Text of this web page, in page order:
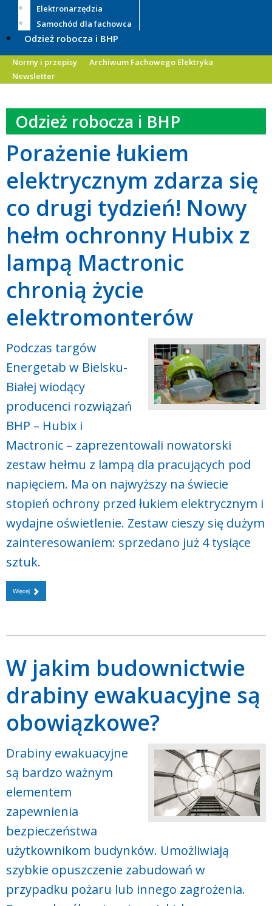
Elektronarzędzia
Samochód dla fachowca
Odzież robocza i BHP
Normy i przepisy
Archiwum Fachowego Elektryka
Newsletter
Odzież robocza i BHP
Porażenie łukiem
elektrycznym zdarza się
co drugi tydzień! Nowy
hełm ochronny Hubix z
lampą Mactronic
chronią życie
elektromonterów
Podczas targów
Energetab w Bielsku-
Białej wiodący
producenci rozwiązań
BHP – Hubix i
Mactronic – zaprezentowali nowatorski
zestaw hełmu z lampą dla pracujących pod
napięciem. Ma on najwyższy na świecie
stopień ochrony przed łukiem elektrycznym i
wydajne oświetlenie. Zestaw cieszy się dużym
zainteresowaniem: sprzedano już 4 tysiące
sztuk.
Więcej
W jakim budownictwie
drabiny ewakuacyjne są
obowiązkowe?
Drabiny ewakuacyjne
są bardzo ważnym
elementem
zapewnienia
bezpieczeństwa
użytkownikom budynków. Umożliwiają
szybkie opuszczenie zabudowań w
przypadku pożaru lub innego zagrożenia.